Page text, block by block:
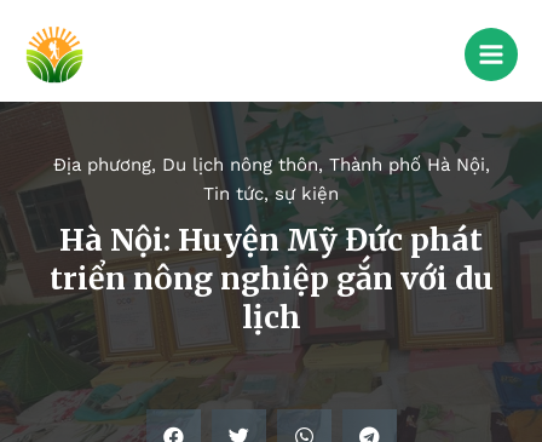
Địa phương, Du lịch nông thôn, Thành phố Hà Nội,
Tin tức, sự kiện
Hà Nội: Huyện Mỹ Đức phát
triển nông nghiệp gắn với du
lịch